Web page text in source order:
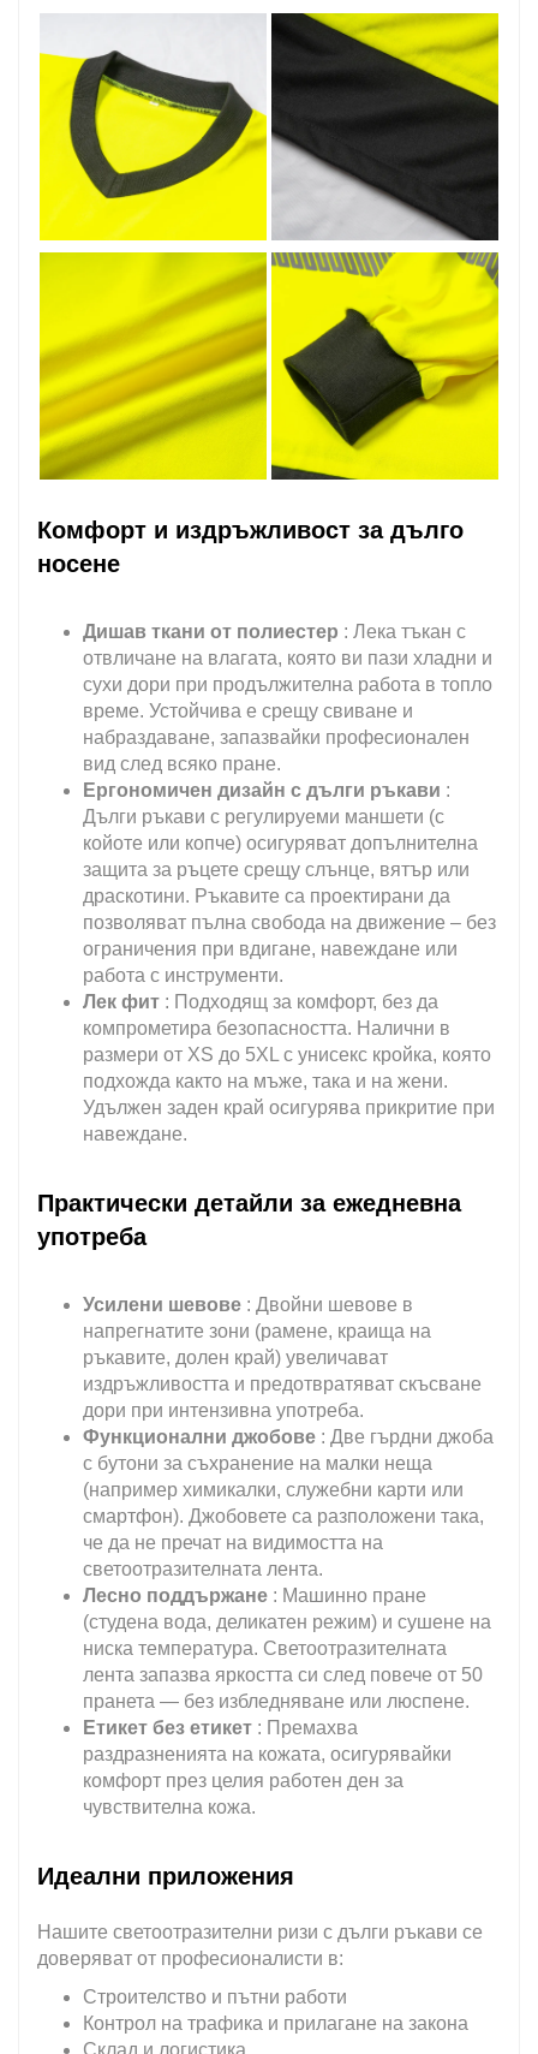
Комфорт и издръжливост за дълго
носене
Дишав ткани от полиестер : Лека тъкан с
отвличане на влагата, която ви пази хладни и
сухи дори при продължителна работа в топло
време. Устойчива е срещу свиване и
набраздаване, запазвайки професионален
вид след всяко пране.
Ергономичен дизайн с дълги ръкави :
Дълги ръкави с регулируеми маншети (с
койоте или копче) осигуряват допълнителна
защита за ръцете срещу слънце, вятър или
драскотини. Ръкавите са проектирани да
позволяват пълна свобода на движение – без
ограничения при вдигане, навеждане или
работа с инструменти.
Лек фит : Подходящ за комфорт, без да
компрометира безопасността. Налични в
размери от XS до 5XL с унисекс кройка, която
подхожда както на мъже, така и на жени.
Удължен заден край осигурява прикритие при
навеждане.
Практически детайли за ежедневна
употреба
Усилени шевове : Двойни шевове в
напрегнатите зони (рамене, краища на
ръкавите, долен край) увеличават
издръжливостта и предотвратяват скъсване
дори при интензивна употреба.
Функционални джобове : Две гърдни джоба
с бутони за съхранение на малки неща
(например химикалки, служебни карти или
смартфон). Джобовете са разположени така,
че да не пречат на видимостта на
светоотразителната лента.
Лесно поддържане : Машинно пране
(студена вода, деликатен режим) и сушене на
ниска температура. Светоотразителната
лента запазва яркостта си след повече от 50
пранета — без избледняване или люспене.
Етикет без етикет : Премахва
раздразненията на кожата, осигурявайки
комфорт през целия работен ден за
чувствителна кожа.
Идеални приложения
Нашите светоотразителни ризи с дълги ръкави се
доверяват от професионалисти в:
Строителство и пътни работи
Контрол на трафика и прилагане на закона
Склад и логистика